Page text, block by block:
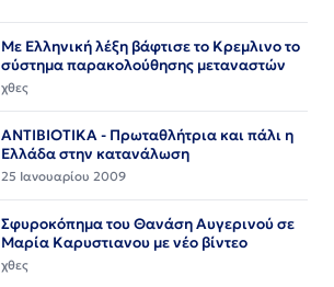
Με Ελληνική λέξη βάφτισε το Κρεμλινο το
σύστημα παρακολούθησης μεταναστών
χθες
ΑΝΤΙΒΙΟΤΙΚΑ - Πρωταθλήτρια και πάλι η
Ελλάδα στην κατανάλωση
25 Ιανουαρίου 2009
Σφυροκόπημα του Θανάση Αυγερινού σε
Μαρία Καρυστιανου με νέο βίντεο
χθες